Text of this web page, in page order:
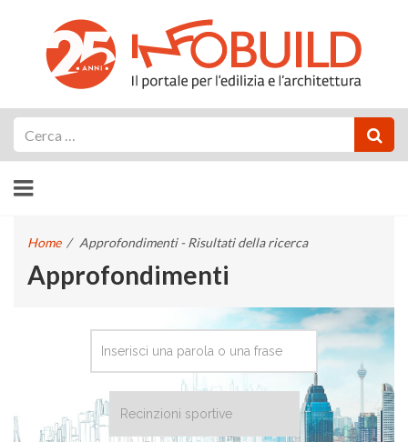
Home / Approfondimenti - Risultati della ricerca
Approfondimenti